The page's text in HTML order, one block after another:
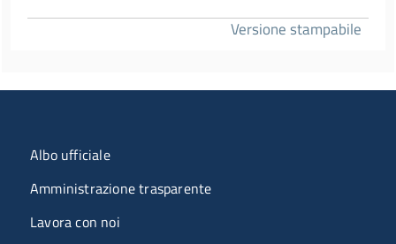
Versione stampabile
Menu organizzazione
Albo ufficiale
Amministrazione trasparente
Lavora con noi